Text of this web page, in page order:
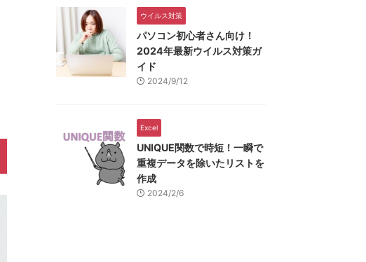
ウイルス対策
パソコン初心者さん向け！
2024年最新ウイルス対策ガ
イド
2024/9/12
Excel
UNIQUE関数で時短！一瞬で
重複データを除いたリストを
作成
2024/2/6